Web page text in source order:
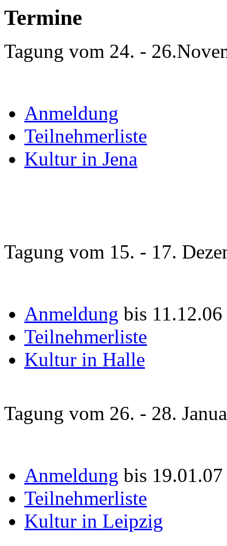
Termine
Tagung vom 24. -
Anmeldung
Teilnehmerliste
Kultur in Jena
Tagung vom 15. - 17.
Anmeldung bis
Teilnehmerliste
Kultur in Halle
Tagung vom 26. - 28.
Anmeldung bis
Teilnehmerliste
Kultur in Leipzig